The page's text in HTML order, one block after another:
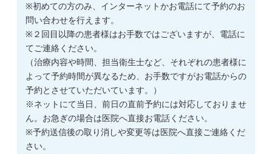
※初めての方のみ、インターネットかお電話にて予約のお
問い合わせを行えます。
※２回目以降の患者様はお手数ではございますが、電話に
てご連絡ください。
（治療内容や時間、担当衛生士など、それぞれの患者様に
よって予約時間が異なるため、お手数ですがお電話からの
予約とさせていただいています。）
※ネットにて当日、前日の直前予約には対応しておりませ
ん。お急ぎの場合は医院へ直接お電話ください。
※予約送信後の取り消しや変更等は医院へ直接ご連絡くだ
さい。